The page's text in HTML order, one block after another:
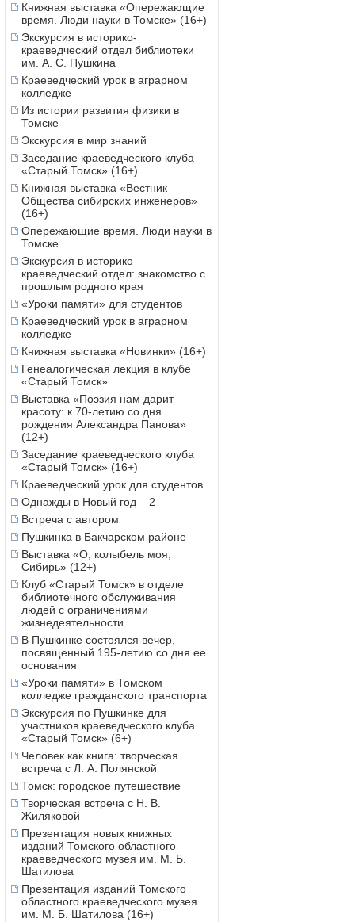
Книжная выставка «Опережающие
время. Люди науки в Томске» (16+)
Экскурсия в историко-
краеведческий отдел библиотеки
им. А. С. Пушкина
Краеведческий урок в аграрном
колледже
Из истории развития физики в
Томске
Экскурсия в мир знаний
Заседание краеведческого клуба
«Старый Томск» (16+)
Книжная выставка «Вестник
Общества сибирских инженеров»
(16+)
Опережающие время. Люди науки в
Томске
Экскурсия в историко
краеведческий отдел: знакомство с
прошлым родного края
«Уроки памяти» для студентов
Краеведческий урок в аграрном
колледже
Книжная выставка «Новинки» (16+)
Генеалогическая лекция в клубе
«Старый Томск»
Выставка «Поэзия нам дарит
красоту: к 70-летию со дня
рождения Александра Панова»
(12+)
Заседание краеведческого клуба
«Старый Томск» (16+)
Краеведческий урок для студентов
Однажды в Новый год – 2
Встреча с автором
Пушкинка в Бакчарском районе
Выставка «О, колыбель моя,
Сибирь» (12+)
Клуб «Старый Томск» в отделе
библиотечного обслуживания
людей с ограничениями
жизнедеятельности
В Пушкинке состоялся вечер,
посвященный 195-летию со дня ее
основания
«Уроки памяти» в Томском
колледже гражданского транспорта
Экскурсия по Пушкинке для
участников краеведческого клуба
«Старый Томск» (6+)
Человек как книга: творческая
встреча с Л. А. Полянской
Томск: городское путешествие
Творческая встреча с Н. В.
Жиляковой
Презентация новых книжных
изданий Томского областного
краеведческого музея им. М. Б.
Шатилова
Презентация изданий Томского
областного краеведческого музея
им. М. Б. Шатилова (16+)